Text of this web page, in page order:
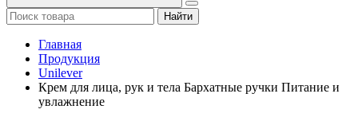
Главная
Продукция
Unilever
Крем для лица, рук и тела Бархатные ручки Питание и
увлажнение